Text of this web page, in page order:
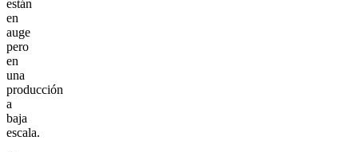
están
en
auge
pero
en
una
producción
a
baja
escala.